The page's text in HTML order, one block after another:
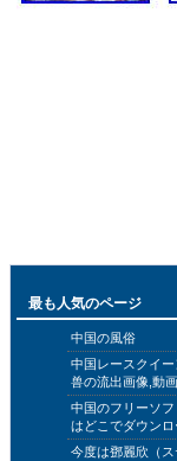
最も人気のページ
中国の風俗
中国レースクイ
兽の流出画像,動
中国のフリーソ
はどこでダウン
今度は鄧麗欣（